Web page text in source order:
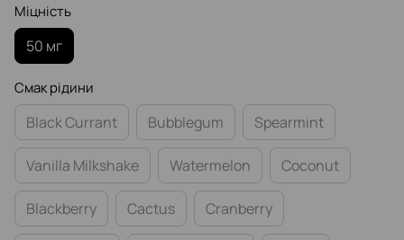
Міцність
50 мг
Смак рідини
Black Currant Bubblegum Spearmint
Vanilla Milkshake Watermelon Coconut
Blackberry Cactus Cranberry